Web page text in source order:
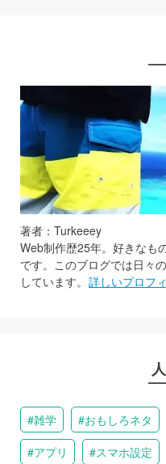
著者：Turkeeey
Web制作歴25年。好きなも
です。このブログでは日々
しています。 詳しいプロフ
雑学 おもしろネタ
アプリ
スマホ設定